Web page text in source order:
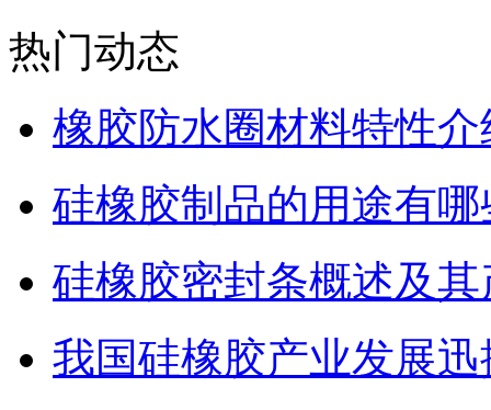
热门动态
橡胶防水圈材料特性介
硅橡胶制品的用途有哪
硅橡胶密封条概述及
我国硅橡胶产业发展